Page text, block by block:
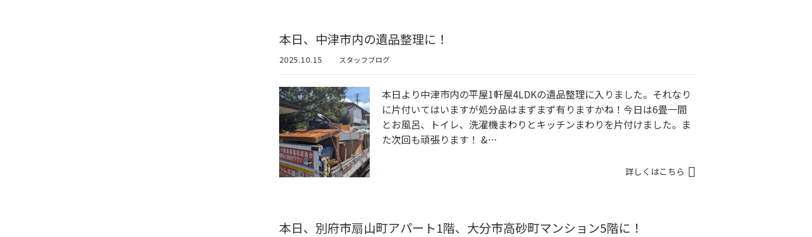
本日、中津市内の遺品整理に！
2025.10.15 スタッフブログ
本日より中津市内の平屋1軒屋4LDKの遺品整理に入りました。それなり
に片付いてはいますが処分品はまずまず有りますかね！今日は6畳一間
とお風呂、トイレ、洗濯機まわりとキッチンまわりを片付けました。ま
た次回も頑張ります！ &…
詳しくはこちら
本日、別府市扇山町アパート1階、大分市高砂町マンション5階に！